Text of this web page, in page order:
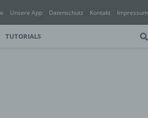
Unsere App Datenschutz Kontakt Impressum
TUTORIALS